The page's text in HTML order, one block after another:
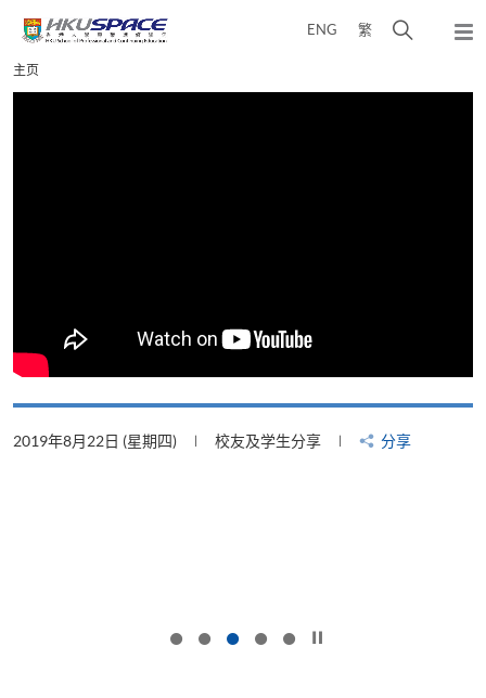
content
ENG 繁
弹
Main
content
主页
2019年8月22日 (星期四) 校友及学生分享 分享